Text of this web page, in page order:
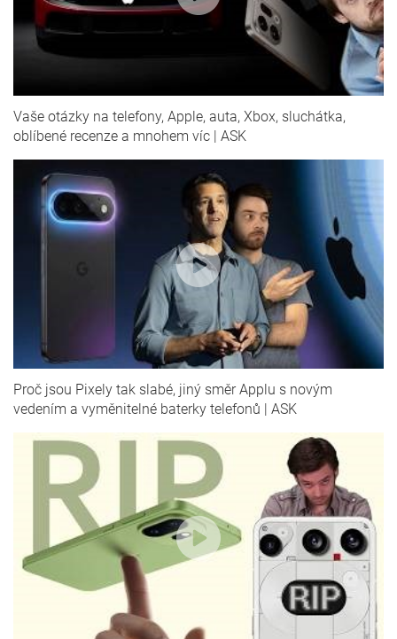
Vaše otázky na telefony, Apple, auta, Xbox, sluchátka,
oblíbené recenze a mnohem víc | ASK
Proč jsou Pixely tak slabé, jiný směr Applu s novým
vedením a vyměnitelné baterky telefonů | ASK